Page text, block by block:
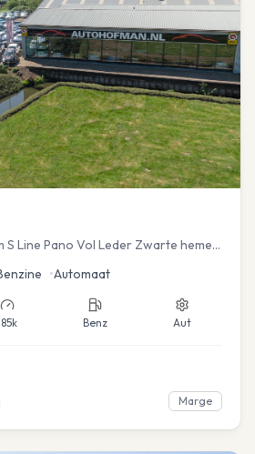
S Line Pano Vol Leder Zwarte hemel
•Automaat
Benz Aut
Marge